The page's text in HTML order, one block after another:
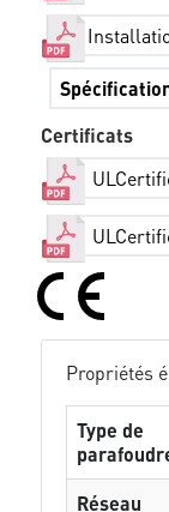
Certificats
Propriétés
Type de
Réseau